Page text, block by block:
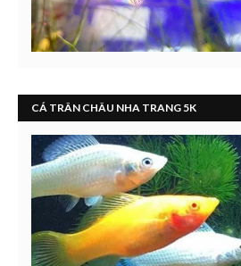
CÁ TRÂN CHÂU NHA TRANG 5K